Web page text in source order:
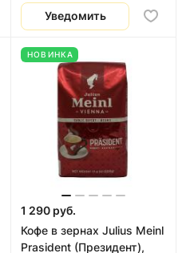
Уведомить
НОВИНКА
1 290 руб.
Кофе в зернах Julius Meinl
Prasident (Президент),